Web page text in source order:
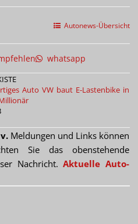
Autonews-Übersicht
whatsapp
Auto VW baut E-Lastenbike in
Meldungen und Links können
Sie das obenstehende
Nachricht.Aktuelle Auto-